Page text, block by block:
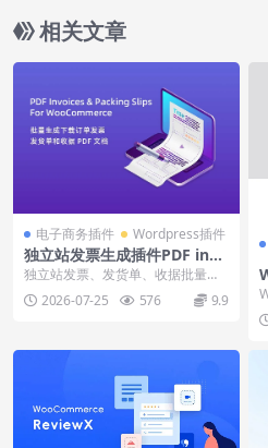
相关文章
电子商务插件 Wordpress插件
独立站发票生成插件PDF invo
ices & packing Slips下载安
独立站发票、发货单、收据批量生
成插件PDF invoices & packing...
2026-07-25 576 9.9